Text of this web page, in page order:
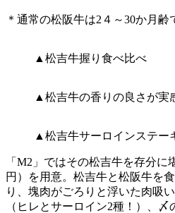
＊通常の松阪牛は2４～30か月齢
▲松吉牛握り食べ比べ
▲松吉牛の香りの良さが実
▲松吉牛サーロインステー
「M2」ではその松吉牛を存分に
円）を用意。松吉牛と松阪牛を
り、塊肉がごろりと浮いた肉吸
（ヒレとサーロイン2種！）、